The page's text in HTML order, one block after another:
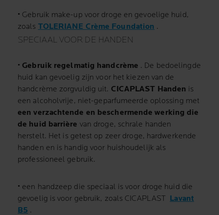
• Gebruik make-up voor droge en gevoelige huid,
zoals TOLERIANE Crème Foundation .
SPECIAAL VOOR DE HANDEN
• Gebruik regelmatig handcrème . De bedoelingde
huid kan gevoelig zijn voor het kiezen van de
handcrème zorgvuldig uit. CICAPLAST Handen is
een alcoholvrije, niet-geparfumeerde oplossing met
een verzachtende en beschermende werking die
de huid barrière van droge, schrale handen
herstelt. Het is getest op zeer droge, hardwerkende
handen en is handig voor huishoudelijk als
professioneel gebruik.
• een handzeep die speciaal is voor droge huid die
gevoelig is voor gebruik, zoals CICAPLAST Lavant
B5 .